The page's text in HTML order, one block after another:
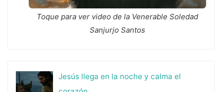
Toque para ver video de la Venerable Soledad
Sanjurjo Santos
Jesús llega en la noche y calma el